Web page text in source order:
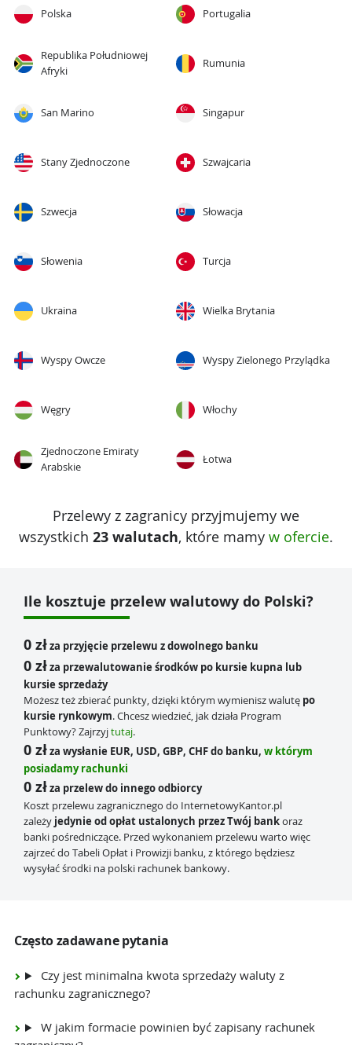
Polska Portugalia
Republika Południowej
Afryki
Rumunia
San Marino Singapur
Stany Zjednoczone Szwajcaria
Szwecja Słowacja
Słowenia Turcja
Ukraina Wielka Brytania
Wyspy Owcze Wyspy Zielonego Przylądka
Węgry Włochy
Zjednoczone Emiraty
Arabskie
Łotwa
Przelewy z zagranicy przyjmujemy we
wszystkich 23 walutach, które mamy w ofercie.
Ile kosztuje przelew walutowy do Polski?
0 złza przyjęcie przelewu z dowolnego banku
0 złza przewalutowanie środków po kursie kupna lub
kursie sprzedaży
Możesz też zbierać punkty, dzięki którym wymienisz walutę po
kursie rynkowym. Chcesz wiedzieć, jak działa Program
Punktowy? Zajrzyjtutaj.
0 złza wysłanie EUR, USD, GBP, CHF do banku, w którym
posiadamy rachunki
0 złza przelew do innego odbiorcy
Koszt przelewu zagranicznego do InternetowyKantor.pl
zależy jedynie od opłat ustalonych przez Twój bankoraz
banki pośredniczące. Przed wykonaniem przelewu warto więc
zajrzeć do Tabeli Opłat i Prowizji banku, z którego będziesz
wysyłać środki na polski rachunek bankowy.
Często zadawane pytania
Czy jest minimalna kwota sprzedaży waluty z
rachunku zagranicznego?
W jakim formacie powinien być zapisany rachunek